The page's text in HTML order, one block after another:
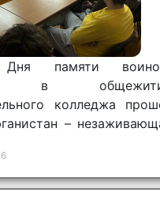
памяти
в
колледжа
–